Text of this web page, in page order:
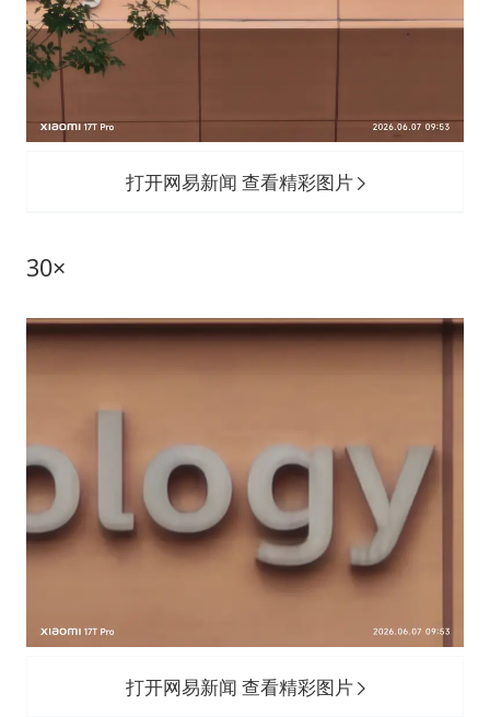
打开网易新闻 查看精彩图片
30×
打开网易新闻 查看精彩图片